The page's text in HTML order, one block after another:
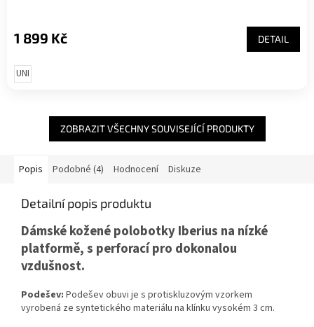
1 899 Kč DETAIL
UNI
ZOBRAZIT VŠECHNY SOUVISEJÍCÍ PRODUKTY
Popis Podobné (4) Hodnocení Diskuze
Detailní popis produktu
Dámské kožené polobotky Iberius na nízké
platformě, s perforací pro dokonalou
vzdušnost.
Podešev: Podešev obuvi je s protiskluzovým vzorkem
vyrobená ze syntetického materiálu na klínku vysokém 3 cm.